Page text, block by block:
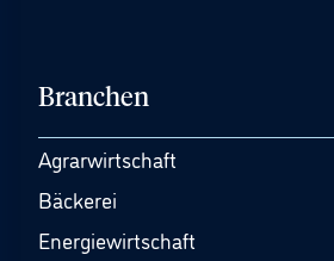
Branchen
Agrarwirtschaft
Bäckerei
Energiewirtschaft